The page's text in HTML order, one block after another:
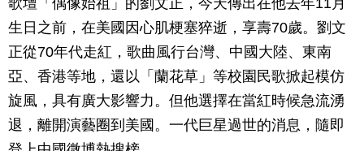
歌壇「偶像始祖」的劉文正，今天傳出在他去年11月
生日之前，在美國因心肌梗塞猝逝，享壽70歲。劉文
正從70年代走紅，歌曲風行台灣、中國大陸、東南
亞、香港等地，還以「蘭花草」等校園民歌掀起模仿
旋風，具有廣大影響力。但他選擇在當紅時候急流湧
退，離開演藝圈到美國。一代巨星過世的消息，隨即